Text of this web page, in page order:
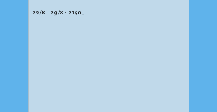
22/8 - 29/8 : 2150,-